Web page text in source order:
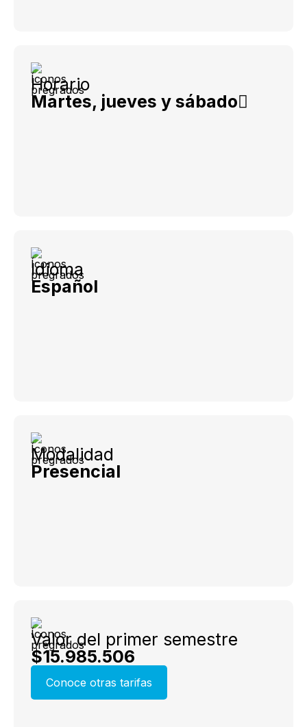
Horario
Martes, jueves y sábado
Idioma
Español
Modalidad
Presencial
Valor del primer semestre
$15.985.506
Conoce otras tarifas